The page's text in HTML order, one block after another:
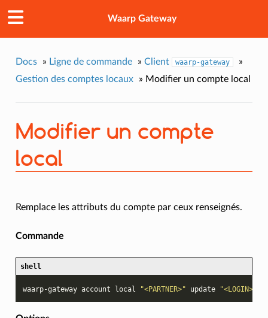
Waarp Gateway
Docs » Ligne de commande » Client waarp-gateway
»
Gestion des comptes locaux
» Modifier un compte local
Modifier un compte
local
Remplace les attributs du compte par ceux renseignés.
Commande
shell
waarp-gateway account local "<PARTNER>" update "<LOGIN>"